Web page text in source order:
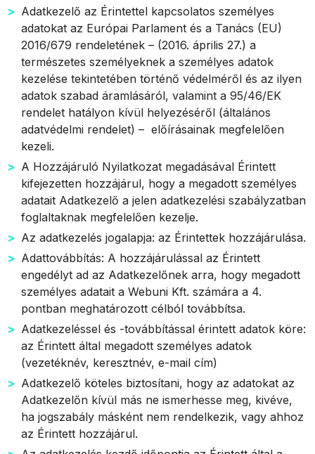
Adatkezelő az Érintettel kapcsolatos személyes
adatokat az Európai Parlament és a Tanács (EU)
2016/679 rendeletének – (2016. április 27.) a
természetes személyeknek a személyes adatok
kezelése tekintetében történő védelméről és az ilyen
adatok szabad áramlásáról, valamint a 95/46/EK
rendelet hatályon kívül helyezéséről (általános
adatvédelmi rendelet) – előírásainak megfelelően
kezeli.
A Hozzájáruló Nyilatkozat megadásával Érintett
kifejezetten hozzájárul, hogy a megadott személyes
adatait Adatkezelő a jelen adatkezelési szabályzatban
foglaltaknak megfelelően kezelje.
Az adatkezelés jogalapja: az Érintettek hozzájárulása.
Adattovábbítás: A hozzájárulással az Érintett
engedélyt ad az Adatkezelőnek arra, hogy megadott
személyes adatait a Webuni Kft. számára a 4.
pontban meghatározott célból továbbítsa.
Adatkezeléssel és -továbbítással érintett adatok köre:
az Érintett által megadott személyes adatok
(vezetéknév, keresztnév, e-mail cím)
Adatkezelő köteles biztosítani, hogy az adatokat az
Adatkezelőn kívül más ne ismerhesse meg, kivéve,
ha jogszabály másként nem rendelkezik, vagy ahhoz
az Érintett hozzájárul.